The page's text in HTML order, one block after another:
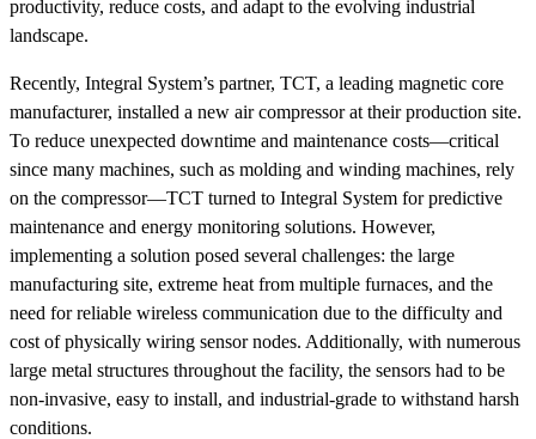
productivity, reduce costs, and adapt to the evolving industrial
landscape.
Recently, Integral System’s partner, TCT, a leading magnetic core
manufacturer, installed a new air compressor at their production site.
To reduce unexpected downtime and maintenance costs—critical
since many machines, such as molding and winding machines, rely
on the compressor—TCT turned to Integral System for predictive
maintenance and energy monitoring solutions. However,
implementing a solution posed several challenges: the large
manufacturing site, extreme heat from multiple furnaces, and the
need for reliable wireless communication due to the difficulty and
cost of physically wiring sensor nodes. Additionally, with numerous
large metal structures throughout the facility, the sensors had to be
non-invasive, easy to install, and industrial-grade to withstand harsh
conditions.